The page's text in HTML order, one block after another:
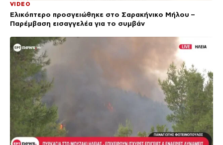
VIDEO
Ελικόπτερο προσγειώθηκε στο Σαρακήνικο Μήλου –
Παρέμβαση εισαγγελέα για το συμβάν